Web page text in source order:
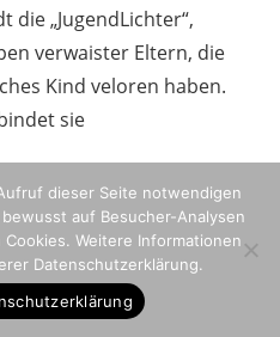
die „JugendLichter“,
verwaister Eltern, die
Kind veloren haben.
sie
Impressum
dieser Seite notwendigen
auf Besucher-Analysen
Weitere Informationen
Datenschutzerklärung.